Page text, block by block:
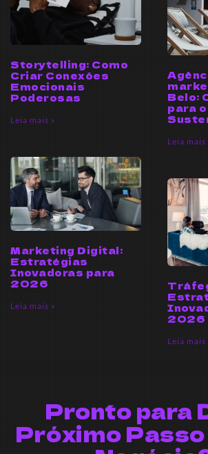
Storytelling: Como
Criar Conexões
Emocionais
Poderosas
Leia mais »
Belo:
para
Leia mais
Marketing Digital:
Estratégias
Inovadoras para
2026
Leia mais »
2026
Leia mais
Pronto para
Próximo Passo